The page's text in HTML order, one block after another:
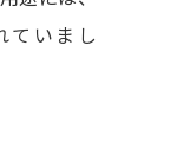
ていまし